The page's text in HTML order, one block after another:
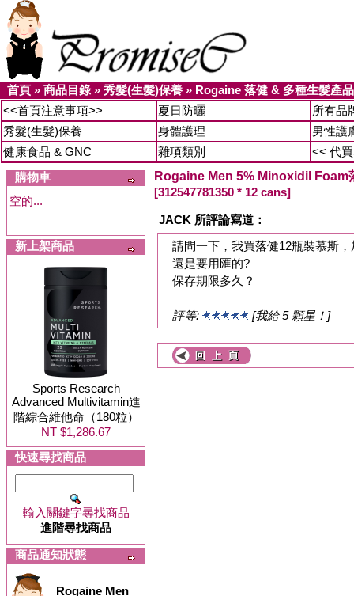
首頁 » 商品目錄» 秀髮(生髮)保養 » Rogaine 落健 & 多種生髮產品
<<首頁注意事項>>
夏日防曬
所有品
秀髮(生髮)保養
身體護理
男性護
健康食品 & GNC
雜項類別
<< 代
購物車
空的...
新上架商品
Sports Research
Advanced Multivitamin進
階綜合維他命（180粒）
NT $1,286.67
快速尋找商品
輸入關鍵字尋找商品
進階尋找商品
商品通知狀態
Rogaine Men
Rogaine Men 5% Minoxidil Foam
[312547781350 * 12 cans]
JACK 所評論寫道：
請問一下，我買落健12瓶裝慕斯
還是要用匯的?
保存期限多久？
評等: [我給 5 顆星！]